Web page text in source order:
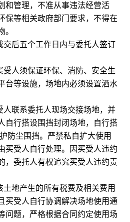
和管理，不准从事违法经营活
保等相关政府部门要求，不得在
。
后五个工作日内与委托人签订
人须保证环保、消防、安全生
台等设施，场地内必须设置洒水
联系委托人现场交接场地，并
自行搭设围挡封闭场地，自行搭
防尘围挡。严禁私自扩大使用
买受人自行处理。因买受人违约
，委托人有权追究买受人违约责
地产生的所有税费及相关费用
买受人自行协调解决场地使用通
问题，严格根据合同约定使用场